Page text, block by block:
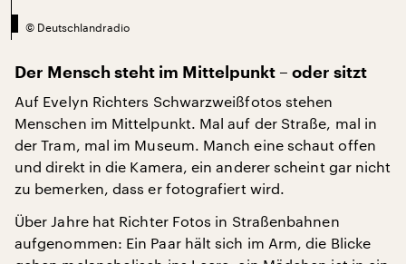
© Deutschlandradio
Der Mensch steht im Mittelpunkt – oder sitzt
Auf Evelyn Richters Schwarzweißfotos stehen
Menschen im Mittelpunkt. Mal auf der Straße, mal in
der Tram, mal im Museum. Manch eine schaut offen
und direkt in die Kamera, ein anderer scheint gar nicht
zu bemerken, dass er fotografiert wird.
Über Jahre hat Richter Fotos in Straßenbahnen
aufgenommen: Ein Paar hält sich im Arm, die Blicke